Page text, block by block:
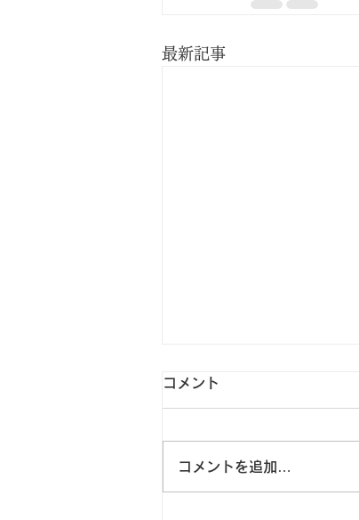
最新記事
コメント
コメントを追加…